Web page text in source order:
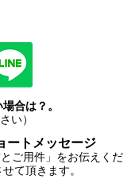
合は？。
い）
ートメッセージ
ご用件 」 をお伝えくだ
て頂きます。